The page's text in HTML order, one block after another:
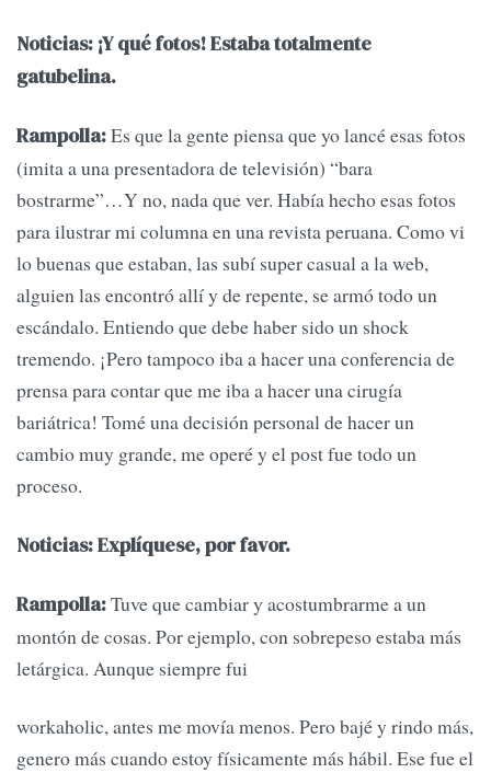
Noticias: ¡Y qué fotos! Estaba totalmente
gatubelina.
Rampolla:Es que la gente piensa que yo lancé esas fotos
(imita a una presentadora de televisión) “bara
bostrarme”…Y no, nada que ver. Había hecho esas fotos
para ilustrar mi columna en una revista peruana. Como vi
lo buenas que estaban, las subí super casual a la web,
alguien las encontró allí y de repente, se armó todo un
escándalo. Entiendo que debe haber sido un shock
tremendo. ¡Pero tampoco iba a hacer una conferencia de
prensa para contar que me iba a hacer una cirugía
bariátrica! Tomé una decisión personal de hacer un
cambio muy grande, me operé y el post fue todo un
proceso.
Noticias: Explíquese, por favor.
Rampolla:Tuve que cambiar y acostumbrarme a un
montón de cosas. Por ejemplo, con sobrepeso estaba más
letárgica. Aunque siempre fui
workaholic, antes me movía menos. Pero bajé y rindo más,
genero más cuando estoy físicamente más hábil. Ese fue el